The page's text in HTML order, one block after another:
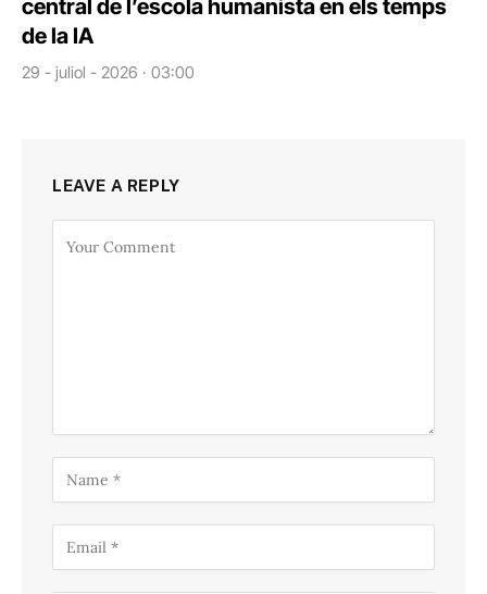
central de l’escola humanista en els temps
de la IA
29 - juliol - 2026 · 03:00
LEAVE A REPLY